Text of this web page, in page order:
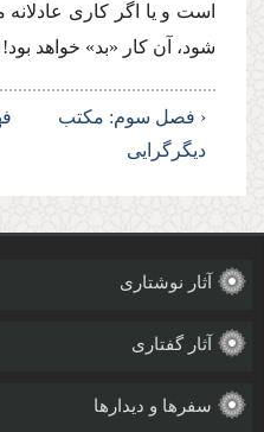
است و یا اگر كاری
شود، آن كار «بد» خواهد بود!
‹ فصل سوم: مكتب
دیگر‌گرایی
آثار نوشتاری
آثار گفتاری
سفرها و دیدارها